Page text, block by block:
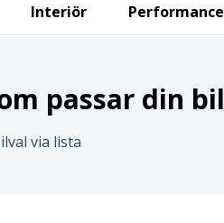
Interiör Performance
passar din bil
via lista